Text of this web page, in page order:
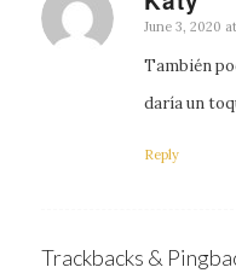
says:
June 3, 2020
También
daría un
Reply
Trackbacks &